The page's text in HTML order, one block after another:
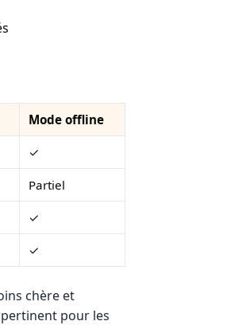
Mode offline
✓
Partiel
✓
✓
chère et
pour les